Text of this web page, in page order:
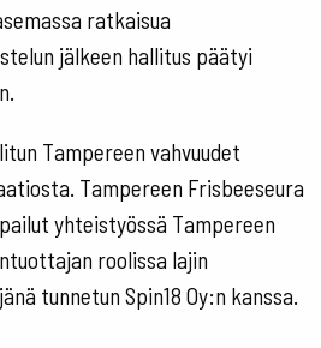
ratkaisua
jälkeen hallitus päätyi
Tampereen vahvuudet
Tampereen Frisbeeseura
yhteistyössä Tampereen
roolissa lajin
tunnetun Spin18 Oy:n kanssa.